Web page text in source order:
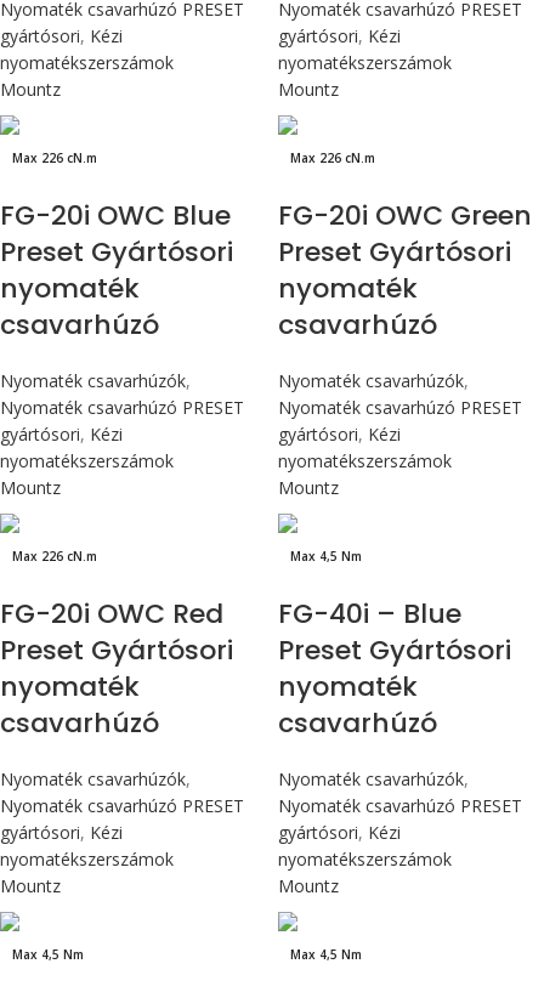
Nyomaték csavarhúzó PRESET
gyártósori, Kézi
nyomatékszerszámok
Mountz
Nyomaték csavarhúzó PRESET
gyártósori, Kézi
nyomatékszerszámok
Mountz
Max 226 cN.m
FG-20i OWC Blue
Preset Gyártósori
nyomaték
csavarhúzó
Nyomaték csavarhúzók,
Nyomaték csavarhúzó PRESET
gyártósori, Kézi
nyomatékszerszámok
Mountz
Max 226 cN.m
FG-20i OWC Green
Preset Gyártósori
nyomaték
csavarhúzó
Nyomaték csavarhúzók,
Nyomaték csavarhúzó PRESET
gyártósori, Kézi
nyomatékszerszámok
Mountz
Max 226 cN.m
FG-20i OWC Red
Preset Gyártósori
nyomaték
csavarhúzó
Nyomaték csavarhúzók,
Nyomaték csavarhúzó PRESET
gyártósori, Kézi
nyomatékszerszámok
Mountz
Max 4,5 Nm
FG-40i – Blue
Preset Gyártósori
nyomaték
csavarhúzó
Nyomaték csavarhúzók,
Nyomaték csavarhúzó PRESET
gyártósori, Kézi
nyomatékszerszámok
Mountz
Max 4,5 Nm Max 4,5 Nm